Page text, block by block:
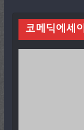
코메딕에세이